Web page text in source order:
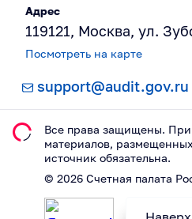
Адрес
119121, Москва, ул.
Посмотреть на карте
support@audit.gov.ru
Все права защищены. При
материалов,
источник обязательна.
© 2026 Счетная палата